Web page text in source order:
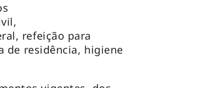
refeição para
de residência, higiene